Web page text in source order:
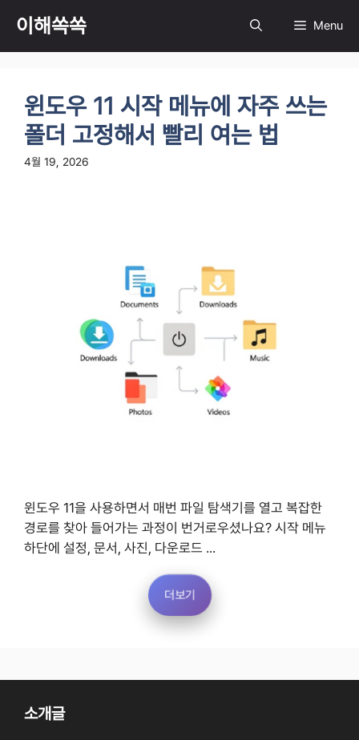
츠
이해쏙쏙 Menu
윈도우 11 시작 메뉴에 자주 쓰는
폴더 고정해서 빨리 여는 법
4월 19, 2026
윈도우 11을 사용하면서 매번 파일 탐색기를 열고 복잡한
경로를 찾아 들어가는 과정이 번거로우셨나요? 시작 메뉴
하단에 설정, 문서, 사진, 다운로드 ...
더보기
소개글